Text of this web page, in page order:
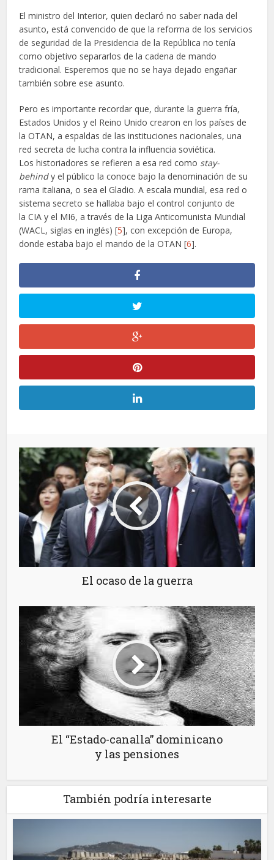
El ministro del Interior, quien declaró no saber nada del
asunto, está convencido de que la reforma de los servicios
de seguridad de la Presidencia de la República no tenía
como objetivo separarlos de la cadena de mando
tradicional. Esperemos que no se haya dejado engañar
también sobre ese asunto.
Pero es importante recordar que, durante la guerra fría,
Estados Unidos y el Reino Unido crearon en los países de
la OTAN, a espaldas de las instituciones nacionales, una
red secreta de lucha contra la influencia soviética.
Los historiadores se refieren a esa red como stay-
behindy el público la conoce bajo la denominación de su
rama italiana, o sea el Gladio. A escala mundial, esa red o
sistema secreto se hallaba bajo el control conjunto de
la CIA y el MI6, a través de la Liga Anticomunista Mundial
(WACL, siglas en inglés) [5], con excepción de Europa,
donde estaba bajo el mando de la OTAN [6].
El ocaso de la guerra
El “Estado-canalla” dominicano
y las pensiones
También podría interesarte